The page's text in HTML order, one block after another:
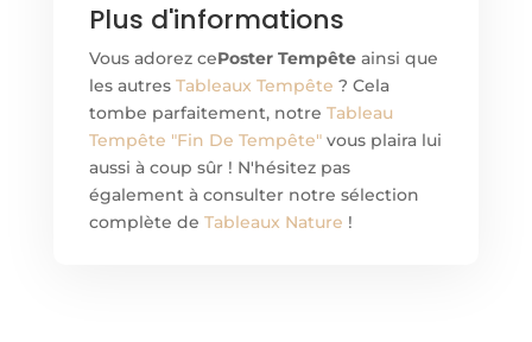
Plus d'informations
Vous adorez cePoster Tempêteainsi que
les autres Tableaux Tempête ? Cela
tombe parfaitement, notre Tableau
Tempête "Fin De Tempête"vous plaira lui
aussi à coup sûr ! N'hésitez pas
également à consulter notre sélection
complète de Tableaux Nature !